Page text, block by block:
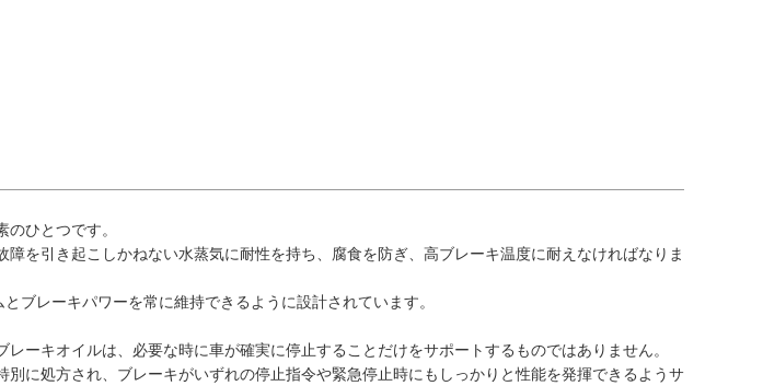
ひとつです。
を引き起こしかねない水蒸気に耐性を持ち、腐食を防ぎ、高ブレーキ温度に耐えなければなりま
ブレーキパワーを常に維持できるように設計されています。
ーキオイルは、必要な時に車が確実に停止することだけをサポートするものではありません。
別に処方され、ブレーキがいずれの停止指令や緊急停止時にもしっかりと性能を発揮できるようサ